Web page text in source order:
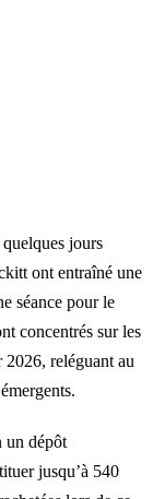
jours
ont entraîné une
séance pour le
concentrés sur les
reléguant au
un dépôt
jusqu’à 540